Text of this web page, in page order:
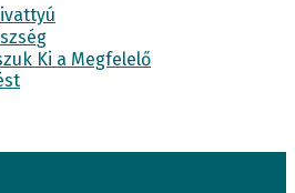
Ki a Megfelelő